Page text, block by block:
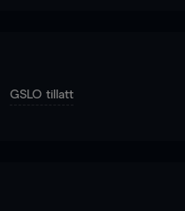
GSLO tillatt